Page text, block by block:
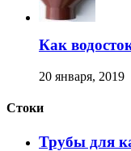
Как
20 января, 2019
Стоки
Трубы для